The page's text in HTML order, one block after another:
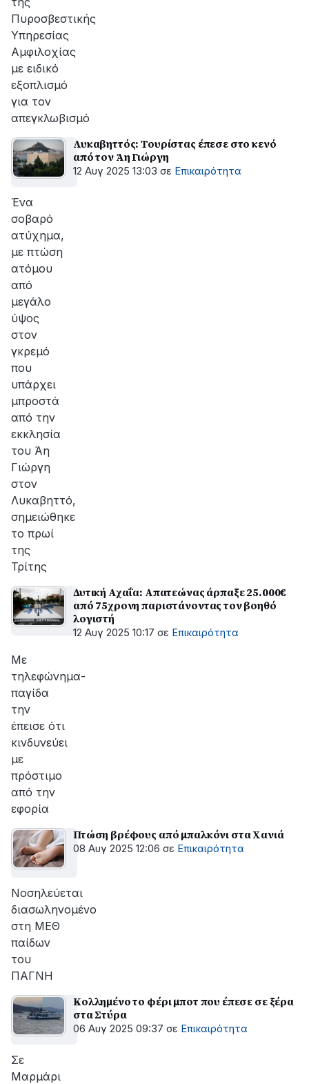
Πυροσβεστικής
Υπηρεσίας
Αμφιλοχίας
με ειδικό
εξοπλισμό
για τον
απεγκλωβισμό
Λυκαβηττός: Τουρίστας έπεσε στο κενό
από τον Άη Γιώργη
12 Αυγ 2025 13:03 σε Επικαιρότητα
Ένα
σοβαρό
ατύχημα,
με πτώση
ατόμου
από
μεγάλο
ύψος
στον
γκρεμό
που
υπάρχει
μπροστά
από την
εκκλησία
του Άη
Γιώργη
στον
Λυκαβηττό,
σημειώθηκε
το πρωί
της
Τρίτης
Δυτική Αχαΐα: Απατεώνας άρπαξε 25.000€
από 75χρονη παριστάνοντας τον βοηθό
λογιστή
12 Αυγ 2025 10:17 σε Επικαιρότητα
Με
τηλεφώνημα-
παγίδα
την
έπεισε ότι
κινδυνεύει
με
πρόστιμο
από την
εφορία
Πτώση βρέφους από μπαλκόνι στα Χανιά
08 Αυγ 2025 12:06 σε Επικαιρότητα
Νοσηλεύεται
διασωληνομένο
στη ΜΕΘ
παίδων
του
ΠΑΓΝΗ
Κολλημένο το φέρι μποτ που έπεσε σε ξέρα
στα Στύρα
06 Αυγ 2025 09:37 σε Επικαιρότητα
Σε
Μαρμάρι